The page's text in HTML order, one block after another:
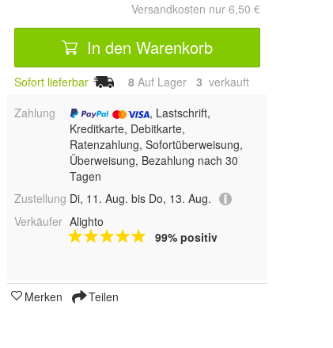
Versandkosten nur 6,50 €
In den Warenkorb
Sofort lieferbar 8 Auf Lager 3 verkauft
Zahlung
, Lastschrift,
Kreditkarte, Debitkarte,
Ratenzahlung, Sofortüberweisung,
Überweisung, Bezahlung nach 30
Tagen
Zustellung Di, 11. Aug. bis Do, 13. Aug.
Verkäufer Alighto
99% positiv
Merken Teilen